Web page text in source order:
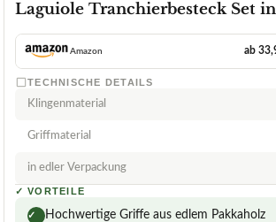
Laguiole Tranchierbesteck Set
Amazon ab
TECHNISCHE DETAILS
Klingenmaterial
Griffmaterial
in edler Verpackung
✓ VORTEILE
✓ Hochwertige Griffe aus edlem Pakkaholz